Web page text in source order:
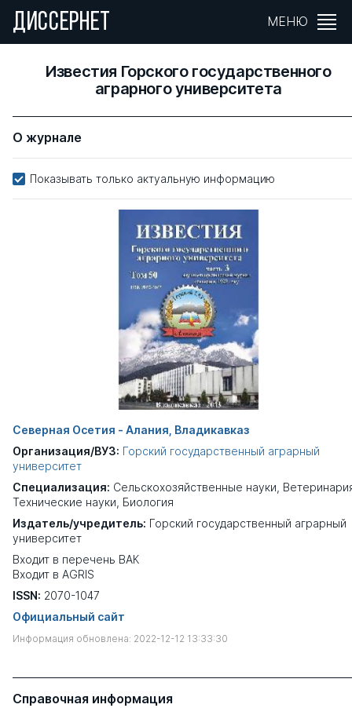
ДИССЕРНЕТ МЕНЮ
Известия Горского государственного
аграрного университета
О журнале
Показывать только актуальную информацию
Северная Осетия - Алания, Владикавказ
Организация/ВУЗ: Горский государственный аграрный
университет
Специализация: Сельскохозяйственные науки
Технические науки Биология
Издатель/учредитель: Горский государственный аграрный
университет
Входит в перечень ВАК
Входит в AGRIS
ISSN: 2070-1047
Официальный сайт
Информация обновлена: 2022-12-12 13:33:30
Справочная информация